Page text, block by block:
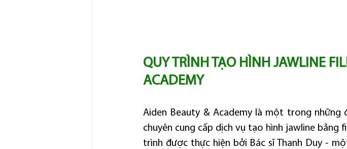
QUY TRÌNH TẠO HÌNH JAWLINE
ACADEMY
Aiden Beauty & Academy là một trong những
chuyên cung cấp dịch vụ tạo hình jawline
trình được thực hiện bởi Bác sĩ Thanh Duy -